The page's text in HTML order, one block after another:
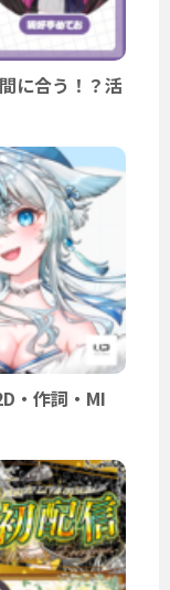
に合う！？活
・作詞・MI